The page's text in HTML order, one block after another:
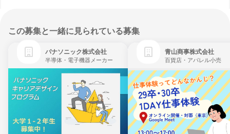
この募集と一緒に見られている募集
パナソニック株式会社
半導体・電子機器メーカー
青山商事株式会社
百貨店・アパレル小売